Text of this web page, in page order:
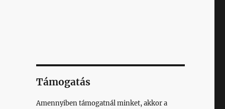
Támogatás
Amennyiben támogatnál minket, akkor a